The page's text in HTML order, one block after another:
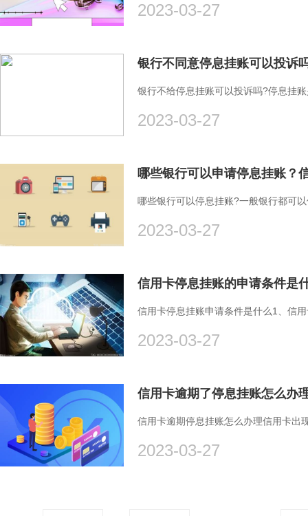
2023-03-27
银行不同意停息挂账可以投诉
银行不给停息挂账可以投诉吗?停息挂
2023-03-27
哪些银行可以申请停息挂账？
哪些银行可以停息挂账?一般银行都可
2023-03-27
信用卡停息挂账申请条件是什么1、信
2023-03-27
信用卡逾期停息挂账怎么办理信用卡出
2023-03-27